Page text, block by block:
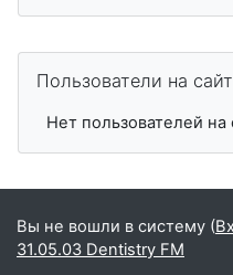
Пользователи на
Нет пользователей
Вы не вошли в систему (
31.05.03 Dentistry FM